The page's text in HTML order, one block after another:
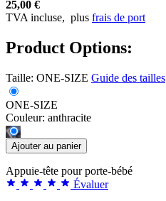
25,00 €
TVA incluse, plus frais de port
Product Options:
Taille: ONE-SIZE Guide des tailles
ONE-SIZE
Couleur: anthracite
Ajouter au panier
Appuie-tête pour porte-bébé
Évaluer